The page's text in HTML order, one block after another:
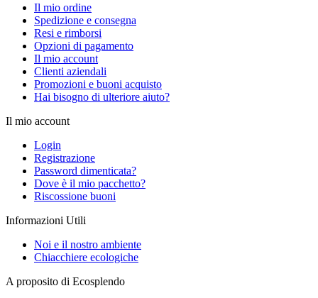
Il mio ordine
Spedizione e consegna
Resi e rimborsi
Opzioni di pagamento
Il mio account
Clienti aziendali
Promozioni e buoni acquisto
Hai bisogno di ulteriore aiuto?
Il mio account
Login
Registrazione
Password dimenticata?
Dove è il mio pacchetto?
Riscossione buoni
Informazioni Utili
Noi e il nostro ambiente
Chiacchiere ecologiche
A proposito di Ecosplendo